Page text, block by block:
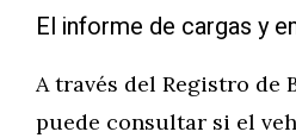
El informe de cargas y
A través del Registro de
puede consultar si el